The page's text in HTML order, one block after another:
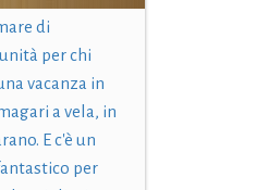
di
per chi
vacanza in
a vela, in
E c'è un
per